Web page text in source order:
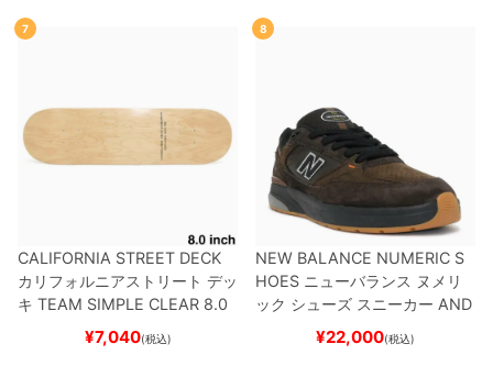
7
CALIFORNIA STREET DECK
カリフォルニアストリート デッ
キ TEAM SIMPLE CLEAR 8.0
ブランク（DSM）
ード スケボー
¥7,040(税込)
8
NEW BALANCE NUMERIC S
HOES ニューバランス ヌメリ
ック シューズ スニーカー AND
REW REYNOLDS 933
BROWN/BLACKスケート
¥22,000(税込)